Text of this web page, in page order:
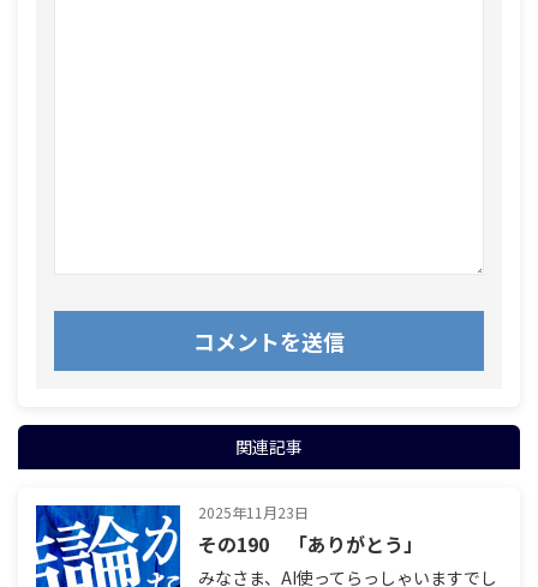
関連記事
2025年11月23日
その190 「ありがとう」
みなさま、AI使ってらっしゃいますでし